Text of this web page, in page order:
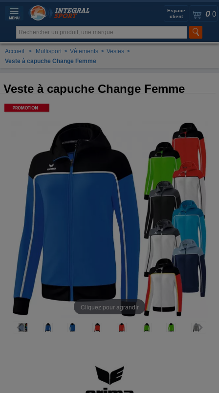
0 0
Espace
client
Accueil > Multisport > Vêtements > Vestes >
Veste à capuche Change Femme
Veste à capuche Change Femme
Cliquez pour agrandir